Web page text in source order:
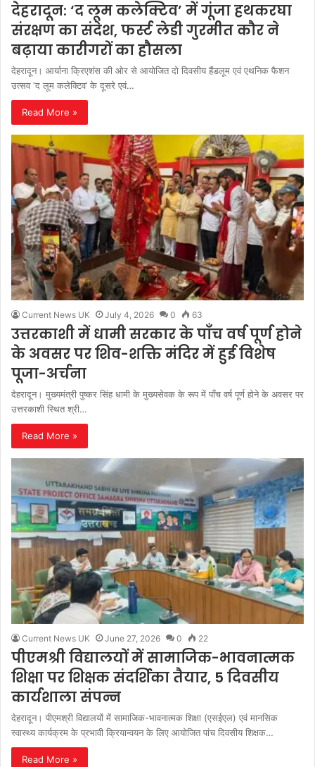
देहरादून: ‘द लूम कलेक्टिव’ में गूंजा हथकरघा
संरक्षण का संदेश, फर्स्ट लेडी गुरमीत कौर ने
बढ़ाया कारीगरों का हौसला
देहरादून। आर्याना क्रिएशंस की ओर से आयोजित दो दिवसीय हैंडलूम एवं एथनिक फैशन
उत्सव ‘द लूम कलेक्टिव’ के दूसरे एवं…
Read More »
Current News UK July 4, 2026 0 63
उत्तरकाशी में धामी सरकार के पाँच वर्ष पूर्ण होने
के अवसर पर शिव-शक्ति मंदिर में हुई विशेष
पूजा-अर्चना
देहरादून। मुख्यमंत्री पुष्कर सिंह धामी के मुख्यसेवक के रूप में पाँच वर्ष पूर्ण होने के अवसर पर
उत्तरकाशी स्थित श्री…
Read More »
Current News UK June 27, 2026 0 22
पीएमश्री विद्यालयों में सामाजिक-भावनात्मक
शिक्षा पर शिक्षक संदर्शिका तैयार, 5 दिवसीय
कार्यशाला संपन्न
देहरादून। पीएमश्री विद्यालयों में सामाजिक-भावनात्मक शिक्षा (एसईएल) एवं मानसिक
स्वास्थ्य कार्यक्रम के प्रभावी क्रियान्वयन के लिए आयोजित पांच दिवसीय शिक्षक…
Read More »